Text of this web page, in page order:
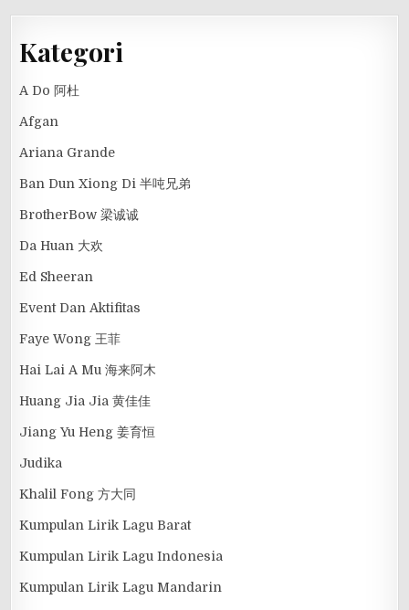
Kategori
A Do 阿杜
Afgan
Ariana Grande
Ban Dun Xiong Di 半吨兄弟
BrotherBow 梁诚诚
Da Huan 大欢
Ed Sheeran
Event Dan Aktifitas
Faye Wong 王菲
Hai Lai A Mu 海来阿木
Huang Jia Jia 黄佳佳
Jiang Yu Heng 姜育恒
Judika
Khalil Fong 方大同
Kumpulan Lirik Lagu Barat
Kumpulan Lirik Lagu Indonesia
Kumpulan Lirik Lagu Mandarin